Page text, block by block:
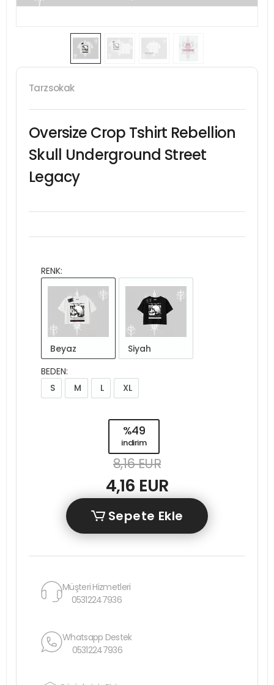
Tarzsokak
Oversize Crop Tshirt Rebellion
Skull Underground Street
Legacy
RENK:
Beyaz
Siyah
BEDEN:
S
M L XL
%49
indirim
8,16 EUR
4,16 EUR
Sepete Ekle
Müşteri Hizmetleri
05312247936
Whatsapp Destek
05312247936